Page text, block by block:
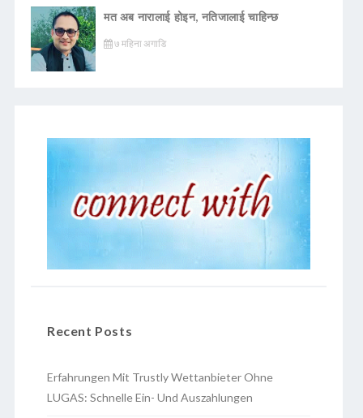
मत अब नारालाई होइन, नतिजालाई चाहिन्छ
७ महिना अगाडि
Recent Posts
Erfahrungen Mit Trustly Wettanbieter Ohne
LUGAS: Schnelle Ein- Und Auszahlungen